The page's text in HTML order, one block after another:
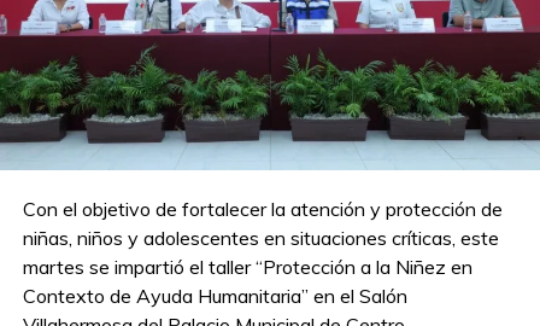
Con el objetivo de fortalecer la atención y protección de
niñas, niños y adolescentes en situaciones críticas, este
martes se impartió el taller “Protección a la Niñez en
Contexto de Ayuda Humanitaria” en el Salón